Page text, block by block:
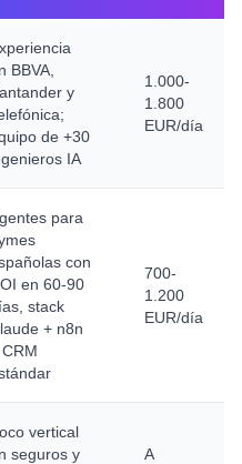
BBVA,
y
de +30
IA
1.000-
1.800
EUR/día
para
con
en 60-90
stack
+ n8n
700-
1.200
EUR/día
vertical
seguros y
A